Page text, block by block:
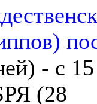
- с 15
(28